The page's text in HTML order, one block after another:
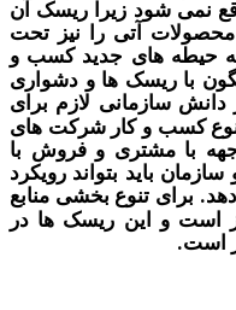
زیرا ریسک آن
آتی را نیز تحت
های جدید کسب و
ها و دشواری
لازم برای
و کار شرکت های
و فروش با
بتواند رویکرد
تنوع بخشی منابع
این ریسک ها در